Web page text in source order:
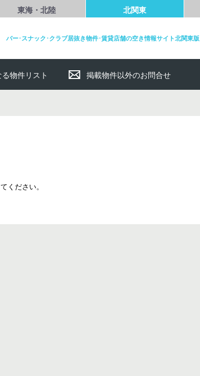
東海・北陸 北関東
バー･スナック･クラブ居抜き物件･賃貸店舗の空き情報サイト北関東版
物件リスト 掲載物件以外のお問合せ
ください。